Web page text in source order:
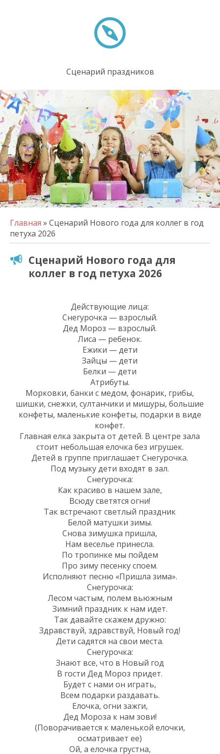
Сценарий праздников
Главная » Сценарий Нового года для коллег в год
петуха 2026
Сценарий Нового года для
коллег в год петуха 2026
Действующие лица:
Снегурочка — взрослый.
Дед Мороз — взрослый.
Лиса — ребенок.
Ежики — дети
Зайцы — дети
Белки — дети
Атрибуты.
Морковки, банки с медом, фонарик, грибы,
шишки, снежки, султанчики и мишуры, большие
конфеты, маленькие конфеты, подарки в виде
конфет.
Главная елка закрыта от детей. В центре зала
стоит небольшая елочка без игрушек.
Детей в группе приглашает Снегурочка.
Под музыку дети входят в зал.
Снегурочка:
Как красиво в нашем зале,
Всюду светятся огни!
Так встречают светлый праздник
Белой матушки зимы.
Снова зимушка пришла,
Нам веселье принесла.
По тропинке мы пойдем
Про зиму песенку споем.
Исполняют песню «Пришла зима».
Снегурочка:
Лесом частым, полем вьюжным
Зимний праздник к нам идет.
Так давайте скажем дружно:
Здравствуй, здравствуй, Новый год!
Дети садятся на свои места.
Снегурочка:
Знают все, что в Новый год
В гости Дед Мороз придет.
Будет с нами он играть,
Всем подарки раздавать.
Елочка, огни зажги,
Дед Мороза к нам зови!
(Поворачивается к маленькой елочки,
осматривает ее)
Ой, а елочка грустна,